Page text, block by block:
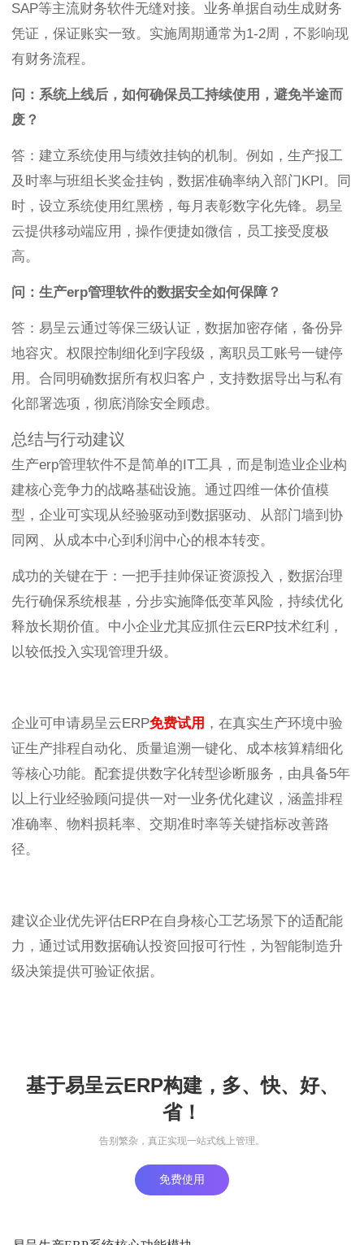
SAP等主流财务软件无缝对接。业务单据自动生成财务
凭证，保证账实一致。实施周期通常为1-2周，不影响现
有财务流程。
问：系统上线后，如何确保员工持续使用，避免半途而
废？
答：建立系统使用与绩效挂钩的机制。例如，生产报工
及时率与班组长奖金挂钩，数据准确率纳入部门KPI。同
时，设立系统使用红黑榜，每月表彰数字化先锋。易呈
云提供移动端应用，操作便捷如微信，员工接受度极
高。
问：生产erp管理软件的数据安全如何保障？
答：易呈云通过等保三级认证，数据加密存储，备份异
地容灾。权限控制细化到字段级，离职员工账号一键停
用。合同明确数据所有权归客户，支持数据导出与私有
化部署选项，彻底消除安全顾虑。
总结与行动建议
生产erp管理软件不是简单的IT工具，而是制造业企业构
建核心竞争力的战略基础设施。通过四维一体价值模
型，企业可实现从经验驱动到数据驱动、从部门墙到协
同网、从成本中心到利润中心的根本转变。
成功的关键在于：一把手挂帅保证资源投入，数据治理
先行确保系统根基，分步实施降低变革风险，持续优化
释放长期价值。中小企业尤其应抓住云ERP技术红利，
以较低投入实现管理升级。
企业可申请易呈云ERP免费试用 ，在真实生产环境中验
证生产排程自动化、质量追溯一键化、成本核算精细化
等核心功能。配套提供数字化转型诊断服务，由具备5年
以上行业经验顾问提供一对一业务优化建议，涵盖排程
准确率、物料损耗率、交期准时率等关键指标改善路
径。
建议企业优先评估ERP在自身核心工艺场景下的适配能
力，通过试用数据确认投资回报可行性，为智能制造升
级决策提供可验证依据。
基于易呈云ERP构建，多、快、好、
省！
告别繁杂，真正实现一站式线上管理。
免费使用